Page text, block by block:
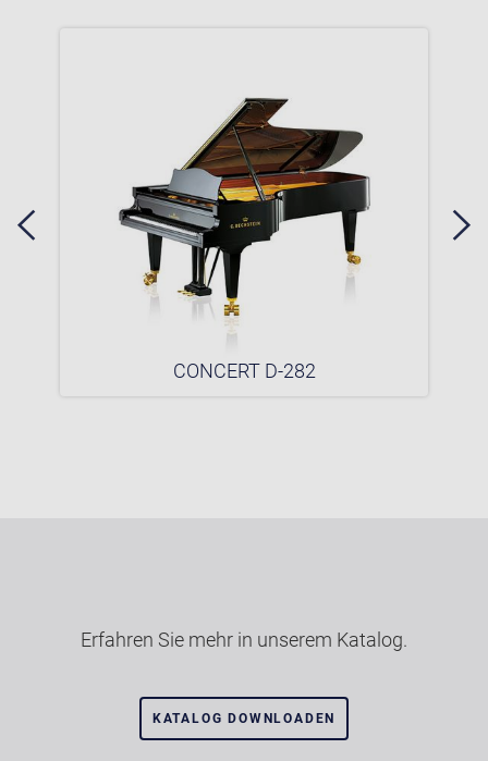
CONCERT D-282
Erfahren Sie mehr in unserem Katalog.
KATALOG DOWNLOADEN